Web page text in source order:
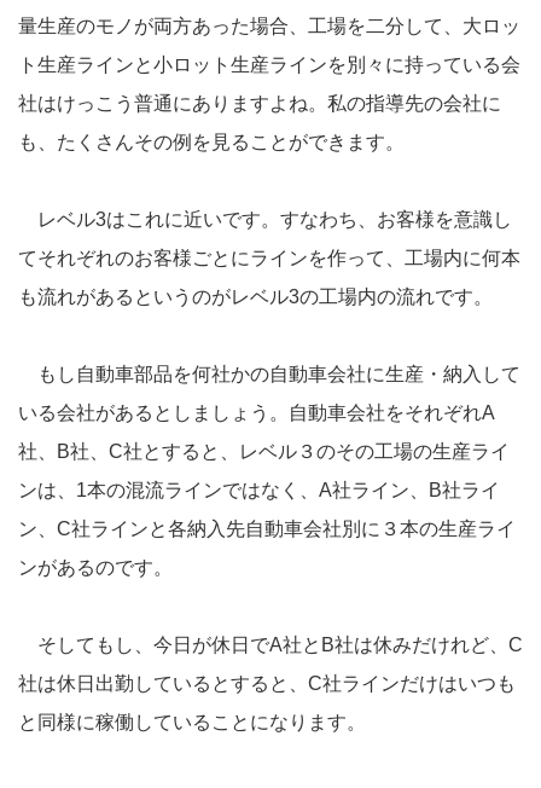
量生産のモノが両方あった場合、工場を二分して、大ロッ
ト生産ラインと小ロット生産ラインを別々に持っている会
社はけっこう普通にありますよね。私の指導先の会社に
も、たくさんその例を見ることができます。
レベル3はこれに近いです。すなわち、お客様を意識し
てそれぞれのお客様ごとにラインを作って、工場内に何本
も流れがあるというのがレベル3の工場内の流れです。
もし自動車部品を何社かの自動車会社に生産・納入して
いる会社があるとしましょう。自動車会社をそれぞれA
社、B社、C社とすると、レベル３のその工場の生産ライ
ンは、1本の混流ラインではなく、A社ライン、B社ライ
ン、C社ラインと各納入先自動車会社別に３本の生産ライ
ンがあるのです。
そしてもし、今日が休日でA社とB社は休みだけれど、C
社は休日出勤しているとすると、C社ラインだけはいつも
と同様に稼働していることになります。